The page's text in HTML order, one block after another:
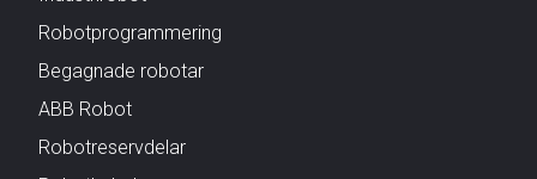
Robotprogrammering
Begagnade robotar
ABB Robot
Robotreservdelar